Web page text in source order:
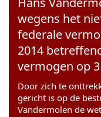
wegens het
federale
2014
vermogen op
Door zich te
gericht is op de
Vandermolen de